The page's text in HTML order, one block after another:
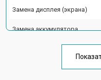
Замена дисплея (экрана)
Замена аккумулятора
Ремонт цепи питания